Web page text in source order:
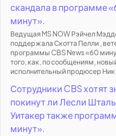
скандала в программе
минут».
Ведущая MS NOW Рэйчел
поддержала Скотта Пелли ,
программы CBS News «60
того, как, по сообщениям,
исполнительный продюсер Ник
Сотрудники CBS хотят
покинут ли Лесли
Уитакер также
минут».